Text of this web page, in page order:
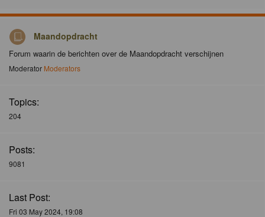
Maandopdracht
Forum waarin de berichten over de Maandopdracht verschijnen
Moderator Moderators
Topics:
204
Posts:
9081
Last Post:
Fri 03 May 2024, 19:08